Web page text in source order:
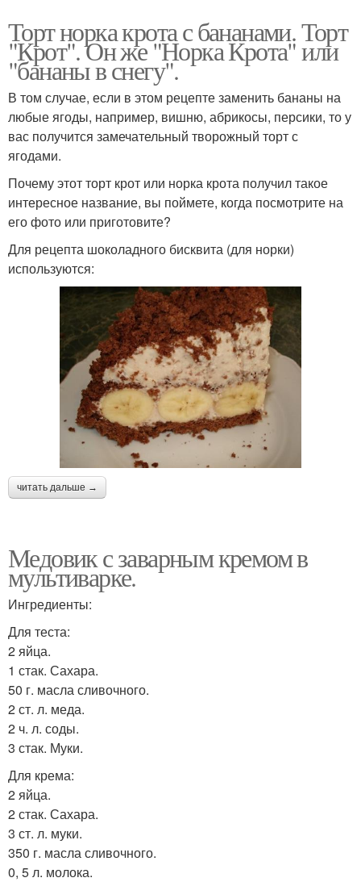
Торт норка крота с бананами. Торт
"Крот". Он же "Норка Крота" или
"бананы в снегу".
В том случае, если в этом рецепте заменить бананы на
любые ягоды, например, вишню, абрикосы, персики, то у
вас получится замечательный творожный торт с
ягодами.
Почему этот торт крот или норка крота получил такое
интересное название, вы поймете, когда посмотрите на
его фото или приготовите?
Для рецепта шоколадного бисквита (для норки)
используются:
читать дальше →
Медовик с заварным кремом в
мультиварке.
Ингредиенты:
Для теста:
2 яйца.
1 стак. Сахара.
50 г. масла сливочного.
2 ст. л. меда.
2 ч. л. соды.
3 стак. Муки.
Для крема:
2 яйца.
2 стак. Сахара.
3 ст. л. муки.
350 г. масла сливочного.
0, 5 л. молока.